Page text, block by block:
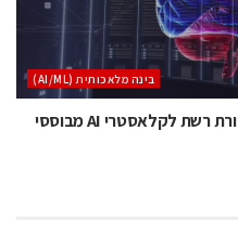
בינה מלאכותית (AI/ML)
AMD ו־DriveNets מציגות ארכיטקטורת רשת לקלאסטרי AI מבוססי